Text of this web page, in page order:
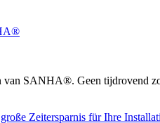
van SANHA®. Geen tijdrovend